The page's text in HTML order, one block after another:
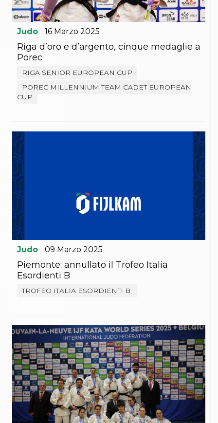
Abilitazioni
Sportello Fiscale
News
Modulistica
FAQ
Quesiti fiscali
Documenti
Judo 16 Marzo 2025
Riga d’oro e d’argento, cinque medaglie a
Porec
RIGA SENIOR EUROPEAN CUP
POREC MILLENNIUM TEAM CADET EUROPEAN
CUP
Judo 09 Marzo 2025
Piemonte: annullato il Trofeo Italia
Esordienti B
TROFEO ITALIA ESORDIENTI B